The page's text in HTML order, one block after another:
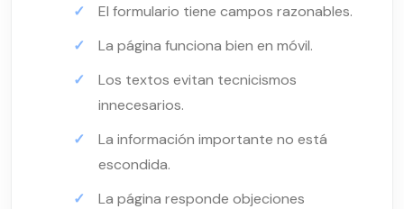
El formulario tiene campos razonables.
La página funciona bien en móvil.
Los textos evitan tecnicismos
innecesarios.
La información importante no está
escondida.
La página responde objeciones